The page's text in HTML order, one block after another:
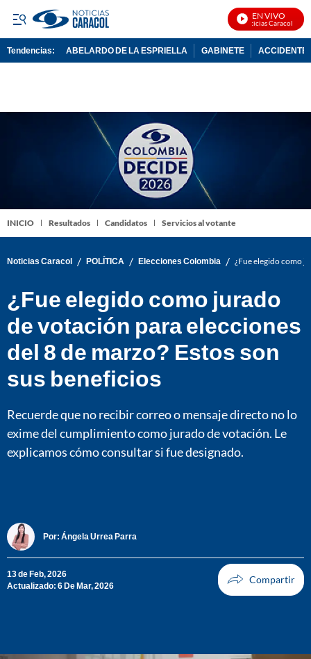
EN VIVO
Noticias Caracol En
Tendencias: ABELARDO DE LA ESPRIELLA GABINETE ACCIDENTE
INICIO Resultados Candidatos Servicios al votante
Noticias Caracol / POLÍTICA / Elecciones Colombia / ¿Fue elegido como
¿Fue elegido como jurado
de votación para elecciones
del 8 de marzo? Estos son
sus beneficios
Recuerde que no recibir correo o mensaje directo no lo
exime del cumplimiento como jurado de votación. Le
explicamos cómo consultar si fue designado.
Por: Ángela Urrea Parra
13 de Feb, 2026
Actualizado: 6 De Mar, 2026